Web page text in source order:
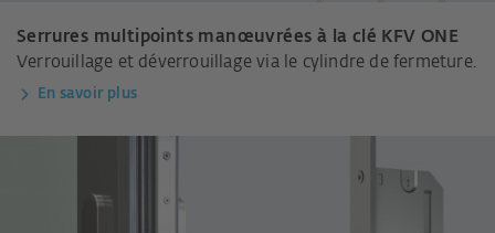
Serrures multipoints manœuvrées à la clé KFV ONE
Verrouillage et déverrouillage via le cylindre de fermeture.
En savoir plus